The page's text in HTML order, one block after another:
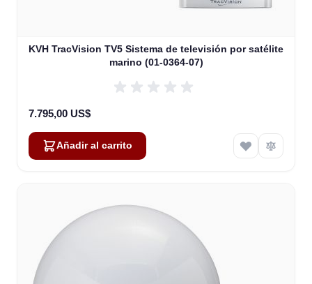
KVH TracVision TV5 Sistema de televisión por satélite
marino (01-0364-07)
7.795,00 US$
Añadir al carrito